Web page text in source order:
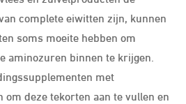
complete eiwitten zijn, kunnen
soms moeite hebben om
aminozuren binnen te krijgen.
met
om deze tekorten aan te vullen en